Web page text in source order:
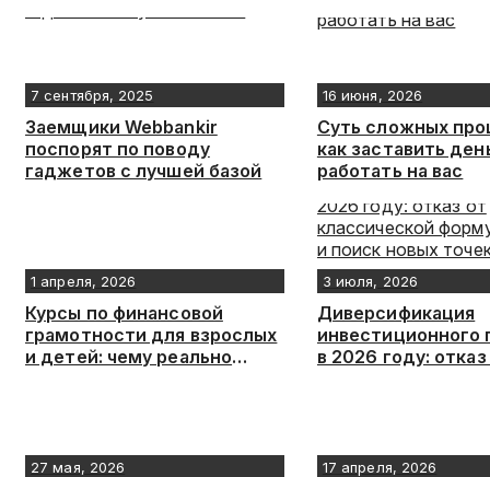
банкротстве в
7 сентября, 2025
Заемщики Webbankir
поспорят по поводу
гаджетов с лучшей базой
16 июня, 2026
Суть сложных
как заставить
работать на вас
1 апреля, 2026
Курсы по финансовой
грамотности для взрослых
и детей: чему реально
3 июля, 2026
Диверсификация
инвестиционного
в 2026 году:
27 мая, 2026 17 апреля, 2026